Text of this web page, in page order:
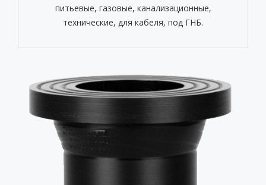
питьевые, газовые, канализационные,
технические, для кабеля, под ГНБ.